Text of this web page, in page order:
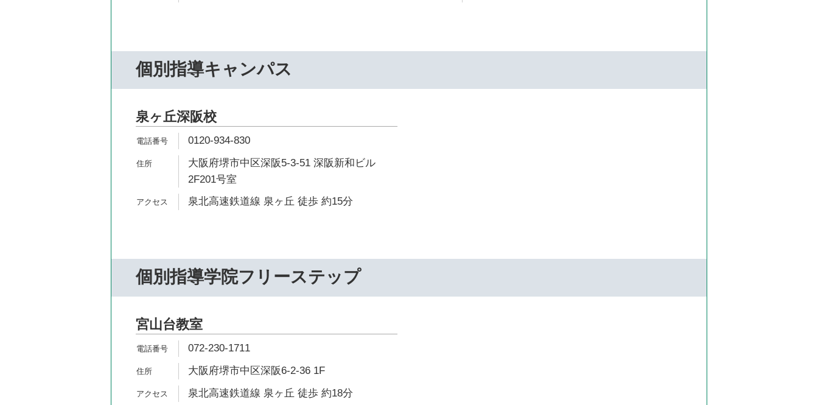
個別指導キャンパス
泉ヶ丘深阪校
0120-934-830
大阪府堺市中区深阪5-3-51 深阪新和ビル
2F201号室
泉北高速鉄道線 泉ヶ丘 徒歩 約15分
個別指導学院フリーステップ
宮山台教室
072-230-1711
大阪府堺市中区深阪6-2-36 1F
泉北高速鉄道線 泉ヶ丘 徒歩 約18分